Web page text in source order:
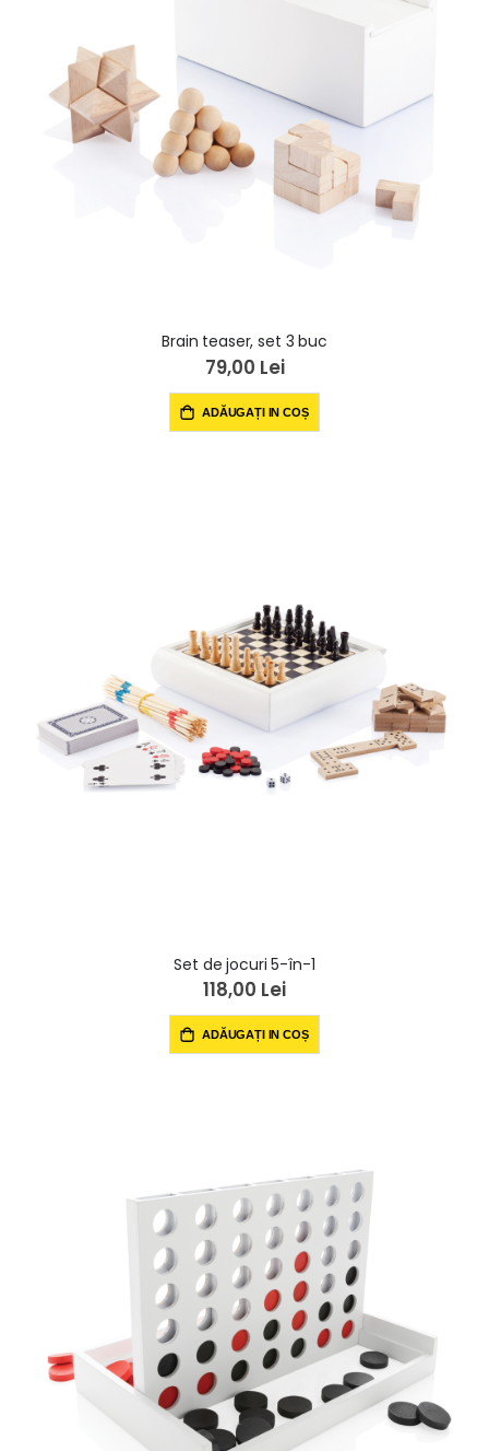
Brain teaser, set 3 buc
79,00 Lei
ADĂUGAȚI IN COȘ
Set de jocuri 5-în-1
118,00 Lei
ADĂUGAȚI IN COȘ